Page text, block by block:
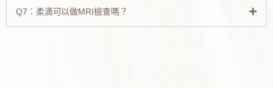
Q7：柔滴可以做MRI檢查嗎？